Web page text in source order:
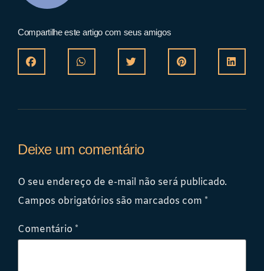
Compartilhe este artigo com seus amigos
Deixe um comentário
O seu endereço de e-mail não será publicado.
Campos obrigatórios são marcados com *
Comentário *